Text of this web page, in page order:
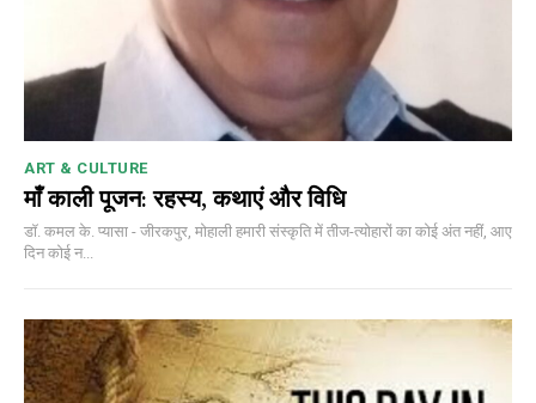
ART & CULTURE
माँ काली पूजन: रहस्य, कथाएं और विधि
डॉ. कमल के. प्यासा - जीरकपुर, मोहाली हमारी संस्कृति में तीज-त्योहारों का कोई अंत नहीं, आए
दिन कोई न...